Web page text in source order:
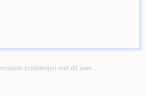
schilderijen met dit zeer…